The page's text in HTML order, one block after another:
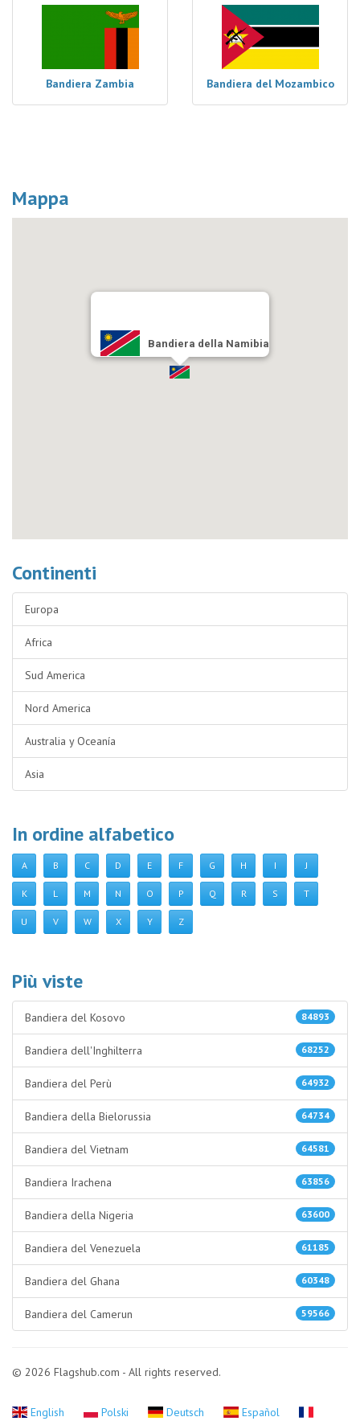
Bandiera Zambia Bandiera del Mozambico
Mappa
Bandiera della Namibia
Continenti
Europa
Africa
Sud America
Nord America
Australia y Oceanía
Asia
In ordine alfabetico
A B C D E F G H I J
K L M N O P Q R S T
U V W X Y Z
Più viste
84893
Bandiera del Kosovo
68252
Bandiera dell'Inghilterra
64932
Bandiera del Perù
64734
Bandiera della Bielorussia
64581
Bandiera del Vietnam
63856
Bandiera Irachena
63600
Bandiera della Nigeria
61185
Bandiera del Venezuela
60348
Bandiera del Ghana
59566
Bandiera del Camerun
© 2026 Flagshub.com - All rights reserved.
English Polski Deutsch
Español